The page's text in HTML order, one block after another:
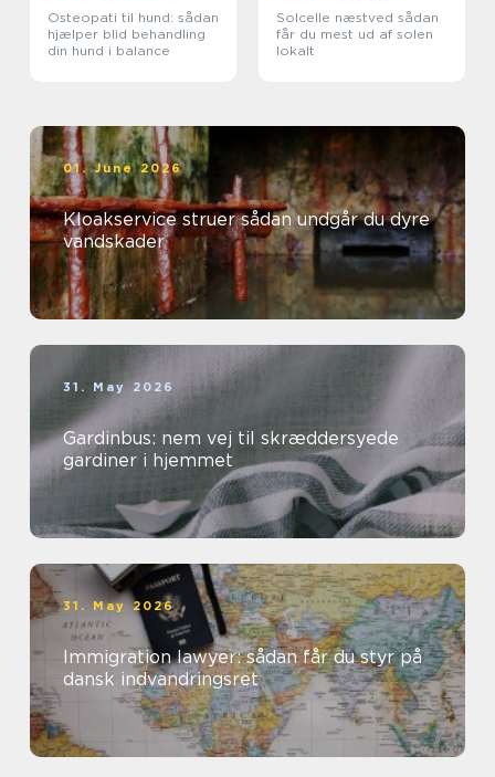
Osteopati til hund: sådan
hjælper blid behandling
din hund i balance
Solcelle næstved sådan
får du mest ud af solen
lokalt
01. June 2026
Kloakservice struer sådan undgår du dyre
vandskader
31. May 2026
Gardinbus: nem vej til skræddersyede
gardiner i hjemmet
31. May 2026
Immigration lawyer: sådan får du styr på
dansk indvandringsret